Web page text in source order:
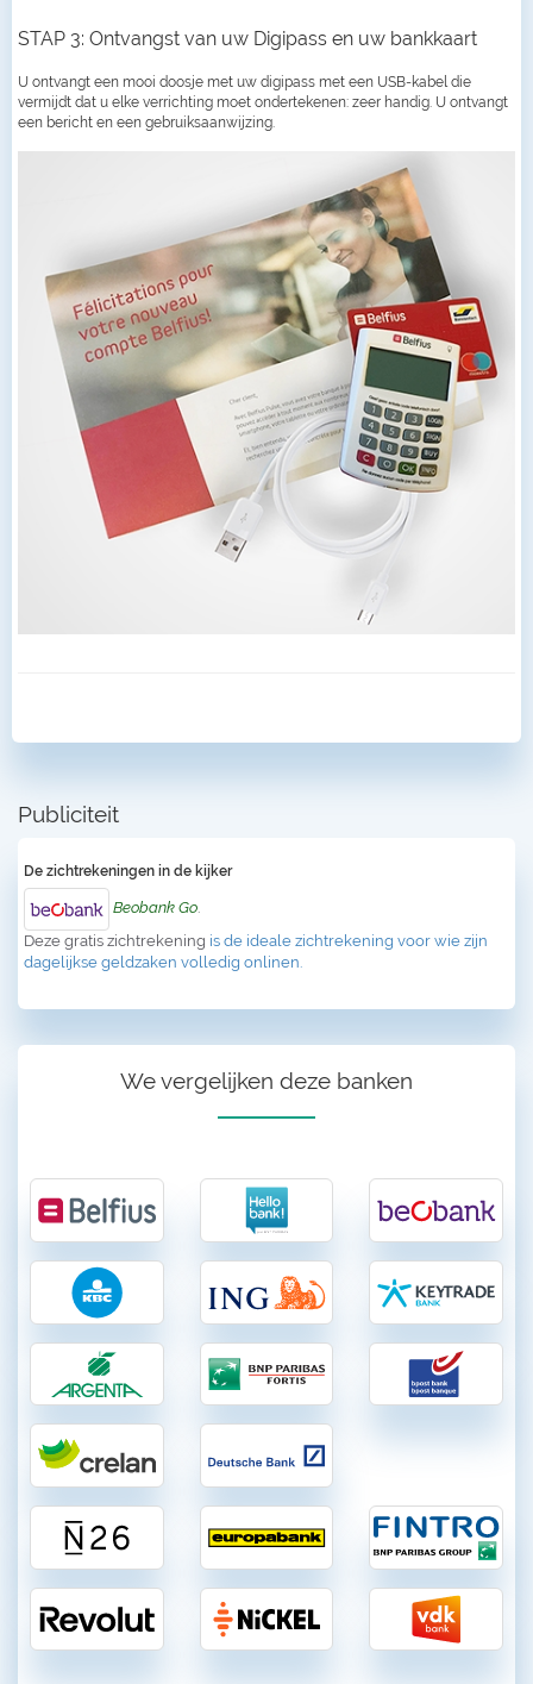
STAP 3: Ontvangst van uw Digipass en uw bankkaart
U ontvangt een mooi doosje met uw digipass met een USB-kabel die
vermijdt dat u elke verrichting moet ondertekenen: zeer handig. U ontvangt
een bericht en een gebruiksaanwijzing.
Publiciteit
De zichtrekeningen in de kijker
Beobank Go.
Deze gratis zichtrekening is de ideale zichtrekening voor wie zijn
dagelijkse geldzaken volledig onlinen.
We vergelijken deze banken